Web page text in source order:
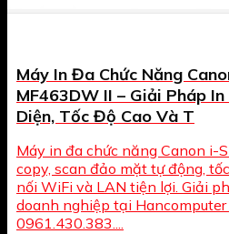
Máy In Đa Chức Năng
MF463DW II – Giải Pháp
Diện, Tốc Độ Cao Và T
Máy in đa chức năng Canon i-
copy, scan đảo mặt tự động,
nối WiFi và LAN tiện lợi. Giải
doanh nghiệp tại Hancomputer
0961.430.383....